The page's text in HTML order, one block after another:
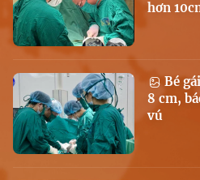
hơn
Bé
8 cm,
vú